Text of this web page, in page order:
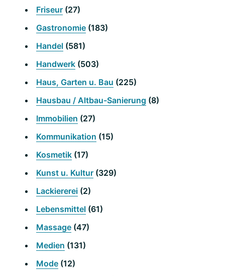
Friseur (27)
Gastronomie (183)
Handel (581)
Handwerk (503)
Haus, Garten u. Bau (225)
Hausbau / Altbau-Sanierung (8)
Immobilien (27)
Kommunikation (15)
Kosmetik (17)
Kunst u. Kultur (329)
Lackiererei (2)
Lebensmittel (61)
Massage (47)
Medien (131)
Mode (12)